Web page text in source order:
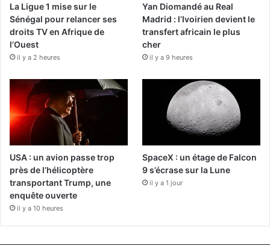
La Ligue 1 mise sur le
Sénégal pour relancer ses
droits TV en Afrique de
l’Ouest
il y a 2 heures
Yan Diomandé au Real
Madrid : l’Ivoirien devient le
transfert africain le plus
cher
il y a 9 heures
USA : un avion passe trop
près de l’hélicoptère
transportant Trump, une
enquête ouverte
il y a 10 heures
SpaceX : un étage de Falcon
9 s’écrase sur la Lune
il y a 1 jour